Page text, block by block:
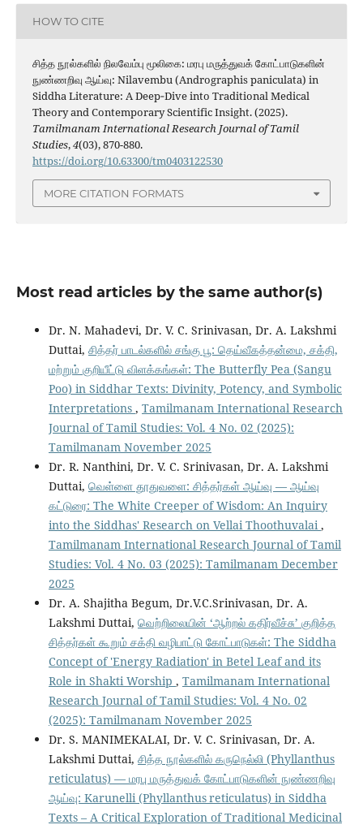
HOW TO CITE
சித்த நூல்களில் நிலவேம்பு மூலிகை: மரபு மருத்துவக் கோட்பாடுகளின்
நுண்ணறிவு ஆய்வு: Nilavembu (Andrographis paniculata) in
Siddha Literature: A Deep‑Dive into Traditional Medical
Theory and Contemporary Scientific Insight. (2025).
Tamilmanam International Research Journal of Tamil
Studies,4(03), 870-880.
https://doi.org/10.63300/tm0403122530
MORE CITATION FORMATS
Most read articles by the same author(s)
Dr. N. Mahadevi, Dr. V. C. Srinivasan, Dr. A. Lakshmi
Duttai, சித்தர் பாடல்களில் சங்கு பூ: தெய்வீகத்தன்மை, சக்தி,
மற்றும் குறியீட்டு விளக்கங்கள்: The Butterfly Pea (Sangu
Poo) in Siddhar Texts: Divinity, Potency, and Symbolic
Interpretations , Tamilmanam International Research
Journal of Tamil Studies: Vol. 4 No. 02 (2025):
Tamilmanam November 2025
Dr. R. Nanthini, Dr. V. C. Srinivasan, Dr. A. Lakshmi
Duttai, வெள்ளை தூதுவளை: சித்தர்கள் ஆய்வு — ஆய்வு
கட்டுரை: The White Creeper of Wisdom: An Inquiry
into the Siddhas' Research on Vellai Thoothuvalai,
Tamilmanam International Research Journal of Tamil
Studies: Vol. 4 No. 03 (2025): Tamilmanam December
2025
Dr. A. Shajitha Begum, Dr.V.C.Srinivasan, Dr. A.
Lakshmi Duttai, வெற்றிலையின் ‘ஆற்றல் கதிர்வீச்சு’ குறித்த
சித்தர்கள் கூறும் சக்தி வழிபாட்டு கோட்பாடுகள்: The Siddha
Concept of 'Energy Radiation' in Betel Leaf and its
Role in Shakti Worship , Tamilmanam International
Research Journal of Tamil Studies: Vol. 4 No. 02
(2025): Tamilmanam November 2025
Dr. S. MANIMEKALAI, Dr. V. C. Srinivasan, Dr. A.
Lakshmi Duttai, சித்த நூல்களில் கருநெல்லி (Phyllanthus
reticulatus) — மரபு மருத்துவக் கோட்பாடுகளின் நுண்ணறிவு
ஆய்வு: Karunelli (Phyllanthus reticulatus) in Siddha
Texts – A Critical Exploration of Traditional Medicinal